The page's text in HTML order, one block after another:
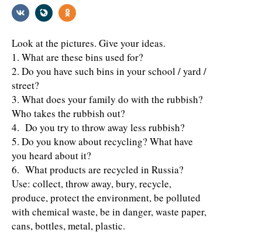
Look at the pictures. Give your ideas.
1. What are these bins used for?
2. Do you have such bins in your school / yard /
street?
3. What does your family do with the rubbish?
Who takes the rubbish out?
4. Do you try to throw away less rubbish?
5. Do you know about recycling? What have
you heard about it?
6. What products are recycled in Russia?
Use: collect, throw away, bury, recycle,
produce, protect the environment, be polluted
with chemical waste, be in danger, waste paper,
cans, bottles, metal, plastic.